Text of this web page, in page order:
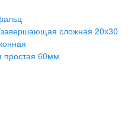
сложная 20х30
простая 60мм